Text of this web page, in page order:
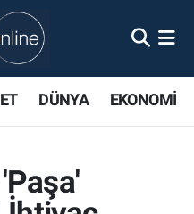
DÜNYA EKONOMİ